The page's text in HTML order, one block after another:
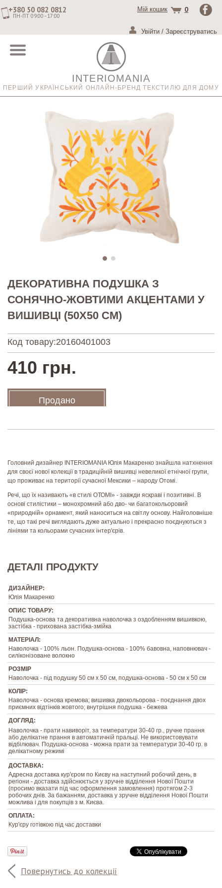
+380 50 082 0812
ПН-ПТ 09:00–17:00
Мій кошик 0
Увійти / Зареєструватись
INTERIOMANIA
ПЕРШИЙ УКРАЇНСЬКИЙ ОНЛАЙН-БРЕНД ТЕКСТИЛЮ ДЛЯ ДОМУ
ДЕКОРАТИВНА ПОДУШКА З
СОНЯЧНО-ЖОВТИМИ АКЦЕНТАМИ У
ВИШИВЦІ (50Х50 СМ)
Код товару:20160401003
410 грн.
Продано
Повернутись до колекції
Головний дизайнер INTERIOMANIA Юлія Макаренко знайшла натхнення
для своєї нової колекції в традиційній вишивці невеликої етнічної групи,
що проживає на території сучасної Мексики – народу Отомі.
Речі, що їх називають «в стилі ОТОМІ» - завжди яскраві і позитивні. В
основі стилістики – монохромний або дво- чи багатокольоровий
«природній» орнамент, який наноситься на світлу основу. Найголовніше
те, що такі речі виглядають дуже актуально і прекрасно поєднуються з
лініями та кольорами сучасних інтер'єрів.
ДЕТАЛІ ПРОДУКТУ
ДИЗАЙНЕР:
Юлія Макаренко
ОПИС ТОВАРУ:
Подушка-основа та декоративна наволочка з оздобленням вишивкою,
застібка - прихована застібка-змійка
МАТЕРІАЛ:
Наволочка - 100% льон. Подушка-основа - 100% бавовна, наповнювач -
силіконізоване волокно
РОЗМІР
Наволочка - під подушку 50 см х 50 см, подушка-основа - 50 см х 50 см
КОЛІР:
Наволочка - основа кремова; вишивка двокольорова - поєднання двох
приємних відтінків жовтого; внутрішня подушка - бежева
ДОГЛЯД:
Наволочка - прати навиворіт, за температури 30-40 гр., ручне прання
або делікатне прання в автоматичній пральці. Не використовувати
відбілювач. Подушка-основа - можна прати за температури 30-40 гр. в
делікатному режимі
ДОСТАВКА:
Адресна доставка кур'єром по Києву на наступний робочий день, в
регіони - доставка здійснюється у зручне відділення Нової Пошти
(просимо вказати під час оформлення замовлення) протягом 2-3
робочих днів. За бажанням, доставка у зручне відділення Нової Пошти
можлива і для покупців з м. Києва.
ОПЛАТА:
Кур'єру готівкою під час доставки